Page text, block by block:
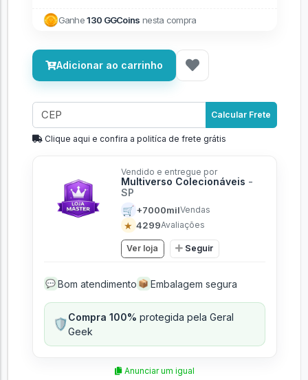
Ganhe130 GGCoins nesta compra
Adicionar ao carrinho
Calcular Frete
Clique aqui e confira a politíca de frete grátis
Vendido e entregue por
Multiverso Colecionáveis -
SP
🛒 +7000milVendas
★ 4299Avaliações
Ver loja Seguir
💬 Bom atendimento 📦 Embalagem segura
🛡️Compra 100% protegida pela Geral
Geek
Anunciar um igual